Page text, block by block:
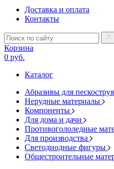
Доставка и оплата
Контакты
Корзина
0 руб.
Каталог
Абразивы для пескоструя
Нерудные материалы
Компоненты
Для дома и дачи
Противогололедные
Для производства
Светодиодные фигуры
Общестроительные